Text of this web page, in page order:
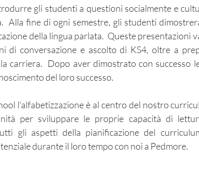
gli studenti a questioni socialmente e
Alla fine di ogni semestre, gli studenti
della lingua parlata. Queste presentazioni
di conversazione e ascolto di KS4, oltre a
carriera. Dopo aver dimostrato con successo
del loro successo.
l'alfabetizzazione è al centro del nostro
per sviluppare le proprie capacità di
gli aspetti della pianificazione del
durante il loro tempo con noi a Pedmore.